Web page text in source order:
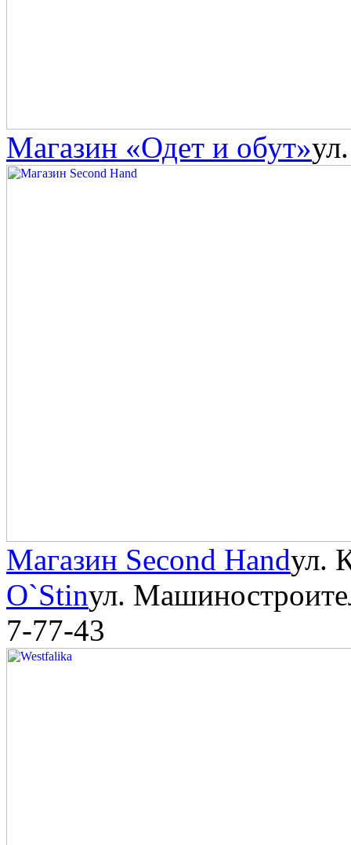
Магазин «Одет и обут»
Магазин Second Handул.
O`Stinул.
7-77-43